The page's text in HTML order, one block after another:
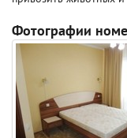
Фотографии